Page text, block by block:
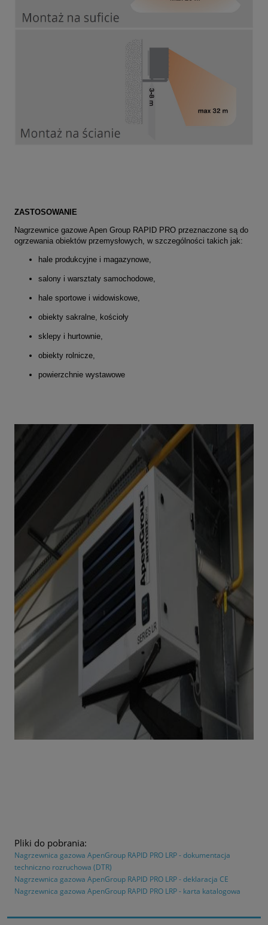
ZASTOSOWANIE
Nagrzewnice gazowe Apen Group RAPID PRO przeznaczone są do
ogrzewania obiektów przemysłowych , w szczególności takich jak:
hale produkcyjne i magazynowe,
salony i warsztaty samochodowe,
hale sportowe i widowiskowe,
obiekty sakralne, kościoły
sklepy i hurtownie,
obiekty rolnicze,
powierzchnie wystawowe
Pliki do pobrania:
Nagrzewnica gazowa ApenGroup RAPID PRO LRP - dokumentacja
techniczno rozruchowa (DTR)
Nagrzewnica gazowa ApenGroup RAPID PRO LRP - deklaracja CE
Nagrzewnica gazowa ApenGroup RAPID PRO LRP - karta katalogowa